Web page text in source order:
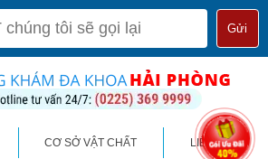
Gửi
CƠ SỞ VẬT CHẤT LIÊN HỆ